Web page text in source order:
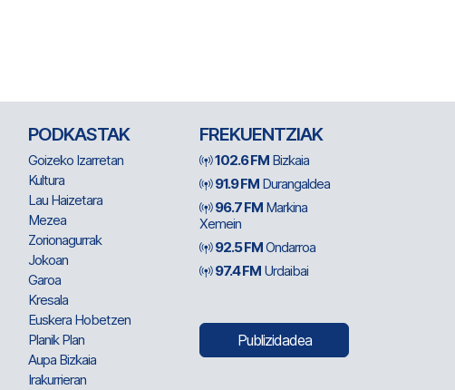
PODKASTAK
Goizeko Izarretan
Kultura
Lau Haizetara
Mezea
Zorionagurrak
Jokoan
Garoa
Kresala
Euskera Hobetzen
Planik Plan
Aupa Bizkaia
Irakurrieran
FREKUENTZIAK
102.6 FM Bizkaia
91.9 FM Durangaldea
96.7 FM Markina
Xemein
92.5 FMOndarroa
97.4 FM Urdaibai
Publizidadea